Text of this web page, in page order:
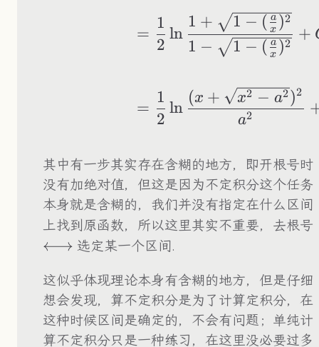
=
2
1
ln
1 − 1 − ( x
a )2
1 + 1 − ( x
a )2
+
=
2
1
ln
a2
(x + x2 − a2)2
其中有一步其实存在含糊的地方，即开根号时
没有加绝对值，但这是因为不定积分这个任务
本身就是含糊的，我们并没有指定在什么区间
上找到原函数，所以这里其实不重要，去根号
⟷ 选定某一个区间.
这似乎体现理论本身有含糊的地方，但是仔细
想会发现，算不定积分是为了计算定积分，在
这种时候区间是确定的，不会有问题；单纯计
算不定积分只是一种练习，在这里没必要过多